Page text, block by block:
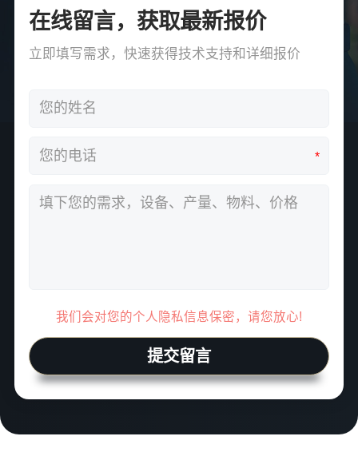
在线留言，获取最新报价
立即填写需求，快速获得技术支持和详细报价
*
我们会对您的个人隐私信息保密，请您放心!
提交留言